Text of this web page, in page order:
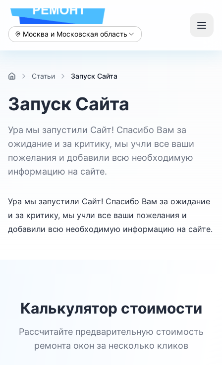
Москва и Московская область
Статьи Запуск Сайта
Запуск Сайта
Ура мы запустили Сайт! Спасибо Вам за
ожидание и за критику, мы учли все ваши
пожелания и добавили всю необходимую
информацию на сайте.
Ура мы запустили Сайт! Спасибо Вам за ожидание
и за критику, мы учли все ваши пожелания и
добавили всю необходимую информацию на сайте.
Калькулятор стоимости
Рассчитайте предварительную стоимость
ремонта окон за несколько кликов